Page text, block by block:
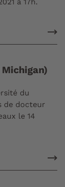
du
de docteur
le 14